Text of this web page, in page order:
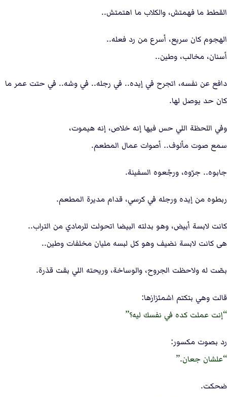
القطط ما فهمتش، والكلاب ما اهتمتش..
الهجوم كان سريع، أسرع من رد فعله..
أسنان، مخالب، وطين..
دافع عن نفسه، اتجرح في إيده.. في رجله.. في وشه.. في حتت عمر ما
كان حد يوصل لها.
وفي اللحظة اللي حس فيها إنه خلاص، إنه هيموت،
سمع صوت مألوف.. أصوات عمال المطعم.
جابوه.. جرّوه، ورجّعوه السفينة.
ربطوه من إيده ورجله في كرسي، قدام مديرة المطعم.
كانت لابسة أبيض، وهو بدلته البيضا اتحولت للرمادي من التراب..
هى كانت لابسة نضيف وهو كل لبسه مليان مخلفات وطين..
بصّت له ولاحظت الجروح، والوساخة، وريحته اللي بقت قذرة.
قالت وهي بتكتم اشمئزازها:
إنت عملت كده في نفسك ليه؟
رد بصوت مكسور:
علشان جعان.
ضحكت.